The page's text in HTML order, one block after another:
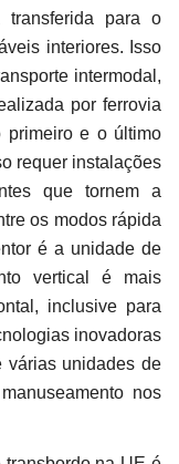
transferida para o
interiores. Isso
intermodal,
por ferrovia
primeiro e o último
requer instalações
que tornem a
os modos rápida
é a unidade de
vertical é mais
inclusive para
inovadoras
várias unidades de
nos